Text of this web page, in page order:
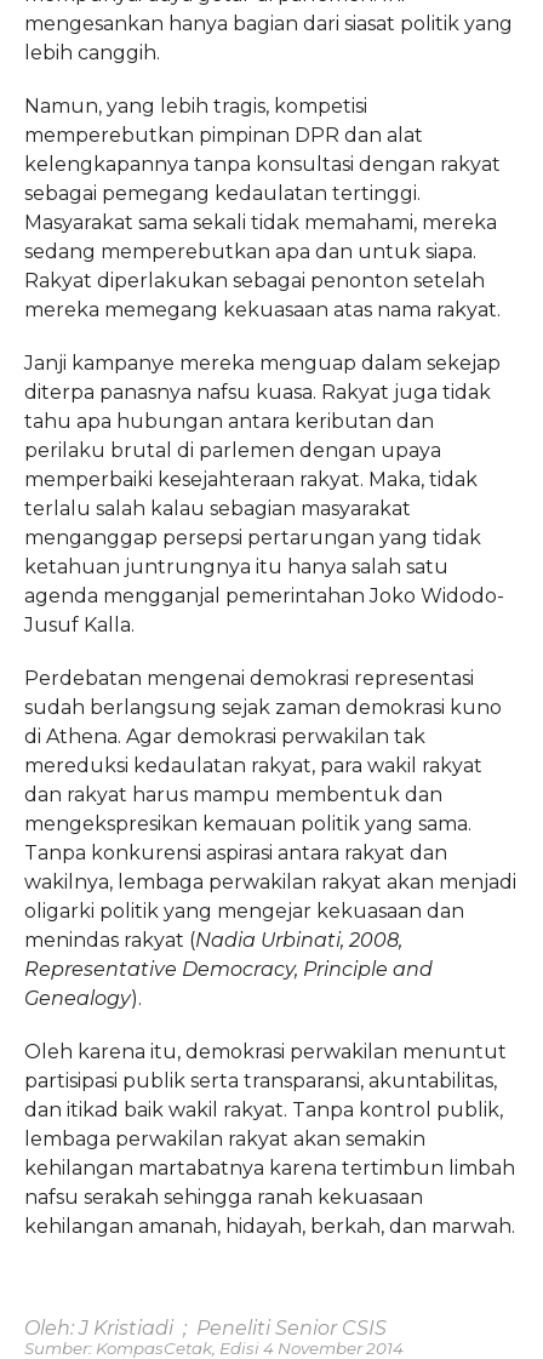
mengesankan hanya bagian dari siasat politik yang
lebih canggih.
Namun, yang lebih tragis, kompetisi
memperebutkan pimpinan DPR dan alat
kelengkapannya tanpa konsultasi dengan rakyat
sebagai pemegang kedaulatan tertinggi.
Masyarakat sama sekali tidak memahami, mereka
sedang memperebutkan apa dan untuk siapa.
Rakyat diperlakukan sebagai penonton setelah
mereka memegang kekuasaan atas nama rakyat.
Janji kampanye mereka menguap dalam sekejap
diterpa panasnya nafsu kuasa. Rakyat juga tidak
tahu apa hubungan antara keributan dan
perilaku brutal di parlemen dengan upaya
memperbaiki kesejahteraan rakyat. Maka, tidak
terlalu salah kalau sebagian masyarakat
menganggap persepsi pertarungan yang tidak
ketahuan juntrungnya itu hanya salah satu
agenda mengganjal pemerintahan Joko Widodo-
Jusuf Kalla.
Perdebatan mengenai demokrasi representasi
sudah berlangsung sejak zaman demokrasi kuno
di Athena. Agar demokrasi perwakilan tak
mereduksi kedaulatan rakyat, para wakil rakyat
dan rakyat harus mampu membentuk dan
mengekspresikan kemauan politik yang sama.
Tanpa konkurensi aspirasi antara rakyat dan
wakilnya, lembaga perwakilan rakyat akan menjadi
oligarki politik yang mengejar kekuasaan dan
menindas rakyat (Nadia Urbinati, 2008,
Representative Democracy, Principle and
Genealogy).
Oleh karena itu, demokrasi perwakilan menuntut
partisipasi publik serta transparansi, akuntabilitas,
dan itikad baik wakil rakyat. Tanpa kontrol publik,
lembaga perwakilan rakyat akan semakin
kehilangan martabatnya karena tertimbun limbah
nafsu serakah sehingga ranah kekuasaan
kehilangan amanah, hidayah, berkah, dan marwah.
Oleh: J Kristiadi ; Peneliti Senior CSIS
Sumber: KompasCetak, Edisi 4 November 2014